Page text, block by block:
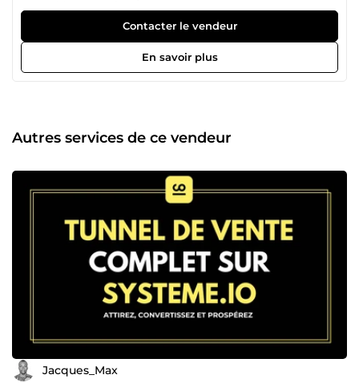
systeme.io, avec une expertise dans l’accompagnement
des entrepreneurs et des entreprises pour booster leur
présence en ligne et maximiser leurs résultats. Vous avez
une idée de business mais ne savez pas par où
commencer ? Ou un projet existant qui ne génère pas les
ses attentes. ✅ Respect des valeurs et de l’identité de votre
marque pour une stratégie authentique. ✅ Création de
Recherche approfondie pour des actions stratégiques et
percutantes. ✅ Mise en place de solutions concrètes pour
obtenir des résultats mesurables. Ensemble, nous pouvons
: 💡 Attirer des prospects qualifiés et des partenariats
stratégiques. 💡 Étendre votre audience et atteindre un
public plus large. 💡 Développer la notoriété et la visibilité
de votre entreprise. Je suis passionné par l’art de
transmettre des émotions et de transformer les idées en
résultats concrets. J’aide les entreprises et les
indépendants à créer du contenu pertinent et engageant
transformer vos idées en succès ? 📩 Contactez-moi dès
maintenant !
Contacter le vendeur
En savoir plus
Autres services de ce vendeur
Jacques_Max